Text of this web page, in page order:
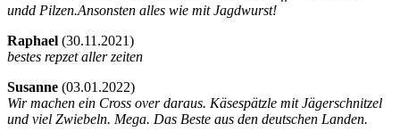
undd Pilzen.Ansonsten alles wie mit Jagdwurst!
Raphael (30.11.2021)
bestes repzet aller zeiten
Susanne (03.01.2022)
Wir machen ein Cross over daraus. Käsespätzle mit Jägerschnitzel
und viel Zwiebeln. Mega. Das Beste aus den deutschen Landen.